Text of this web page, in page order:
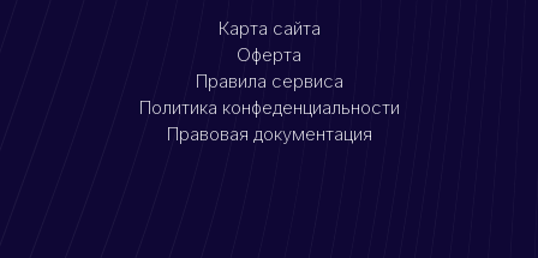
Карта сайта
Оферта
Правила сервиса
Политика конфеденциальности
Правовая документация